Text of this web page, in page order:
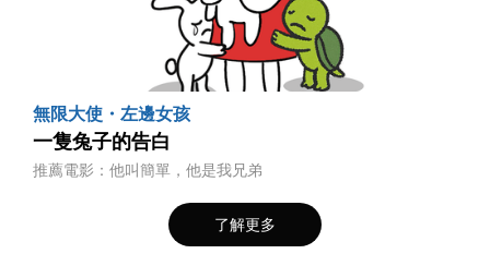
無限大使・左邊女孩
一隻兔子的告白
推薦電影：他叫簡單，他是我兄弟
了解更多